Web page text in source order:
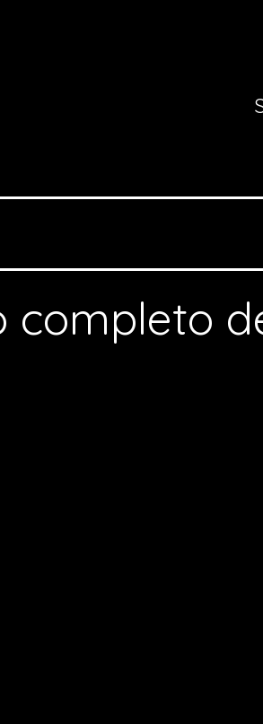
completo